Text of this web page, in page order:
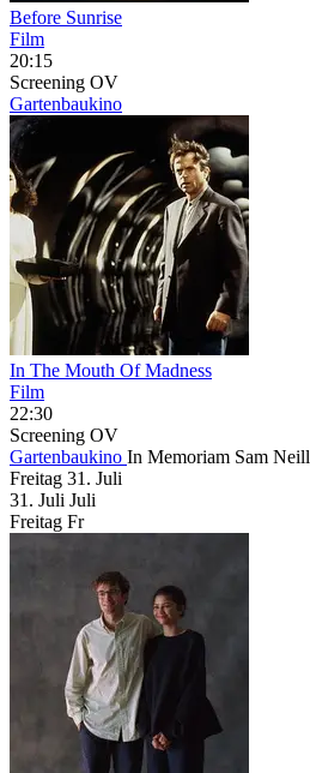
Before Sunrise
Film
20:15
Screening OV
Gartenbaukino
In The Mouth Of Madness
Film
22:30
Screening OV
Gartenbaukino In Memoriam Sam Neill
Freitag 31. Juli
31. Juli Juli
Freitag Fr